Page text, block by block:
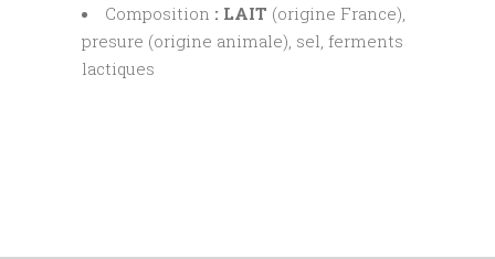
Composition : LAIT (origine France),
presure (origine animale), sel, ferments
lactiques